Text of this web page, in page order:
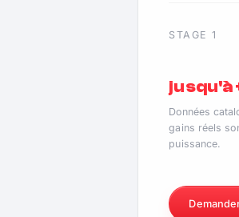
STAGE 1
jusqu'à
Données
gains réels
puissance.